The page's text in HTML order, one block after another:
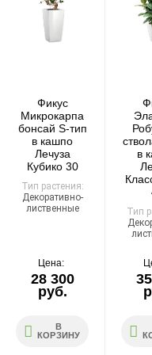
«Москва-Сити»
сохранность растений.
Доставка по России
По тарифам
1000 ₽.
Стоимость доставки до
расстояния, веса и объёма
Условия
Фикус
Микрокарпа
бонсай S-тип
в кашпо
Лечуза
Кубико 30
Тип растения:
Декоративно-
лиственные
Цена:
28 300
руб.
В
КОРЗИНУ
в
Тип